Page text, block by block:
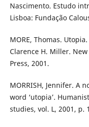
Nascimento. Estudo
Lisboa: Fundação
MORE, Thomas.
Clarence H. Miller.
Press, 2001.
MORRISH, Jennifer. A
word ‘utopia’.
studies, vol. L, 2001, p.